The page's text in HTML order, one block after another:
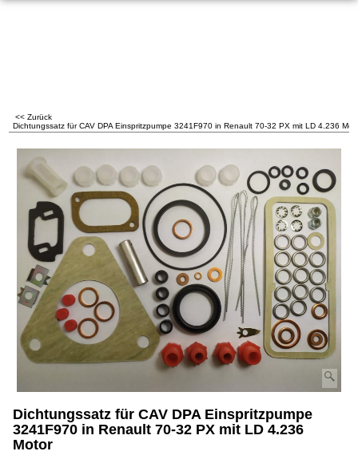
<< Zurück
Dichtungssatz für CAV DPA Einspritzpumpe 3241F970 in Renault 70-32 PX mit LD 4.236
Dichtungssatz für CAV DPA Einspritzpumpe
3241F970 in Renault 70-32 PX mit LD 4.236
Motor